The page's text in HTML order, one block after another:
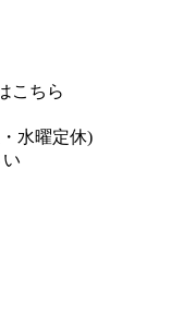
こちら
水曜定休)